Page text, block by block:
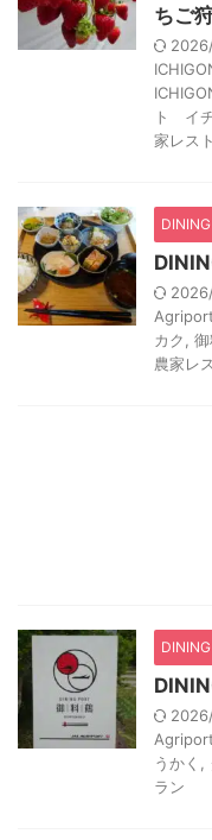
ちご
ト イ
家レス
Agriport
カク
農家レ
Agriport
うかく
ラン